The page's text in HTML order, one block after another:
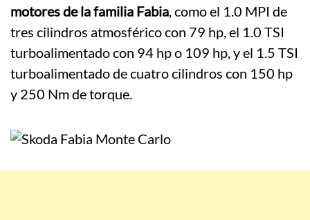
motores de la familia Fabia, como el 1.0 MPI de
tres cilindros atmosférico con 79 hp, el 1.0 TSI
turboalimentado con 94 hp o 109 hp, y el 1.5 TSI
turboalimentado de cuatro cilindros con 150 hp
y 250 Nm de torque.